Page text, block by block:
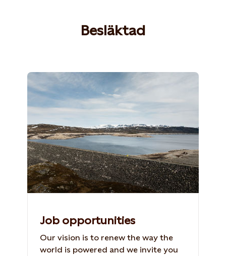
Besläktad
Job opportunities
Our vision is to renew the way the
world is powered and we invite you